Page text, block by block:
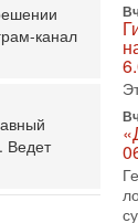
канал
Ведет
В